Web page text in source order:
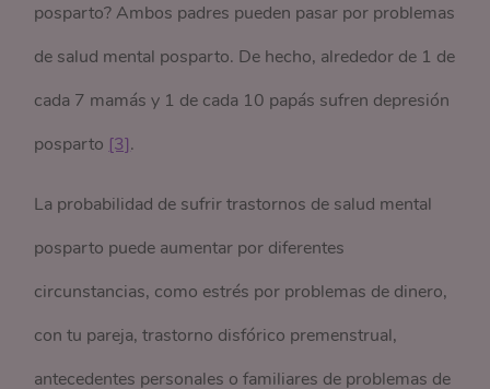
posparto? Ambos padres pueden pasar por problemas
de salud mental posparto. De hecho, alrededor de 1 de
cada 7 mamás y 1 de cada 10 papás sufren depresión
posparto [3].
La probabilidad de sufrir trastornos de salud mental
posparto puede aumentar por diferentes
circunstancias, como estrés por problemas de dinero,
con tu pareja, trastorno disfórico premenstrual,
antecedentes personales o familiares de problemas de